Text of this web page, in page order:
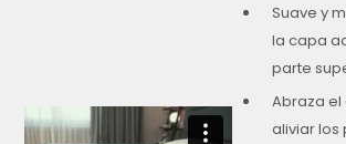
Suave y
la capa
parte
Abraza
aliviar los